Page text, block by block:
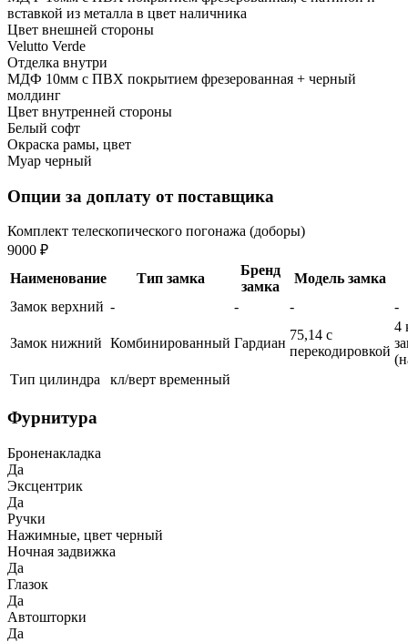
вставкой из металла в цвет наличника
Цвет внешней стороны
Velutto Verde
Отделка внутри
МДФ 10мм с ПВХ покрытием фрезерованная + черный
молдинг
Цвет внутренней стороны
Белый софт
Окраска рамы, цвет
Муар черный
Опции за доплату от поставщика
Комплект телескопического погонажа (доборы)
9000 ₽
Наименование
Тип замка
Бренд
замка
Модель замка
Замок верхний - - - -
Замок нижний Комбинированный Гардиан
75,14 с
перекодировкой
4
Тип цилиндра
кл/верт временный
Фурнитура
Броненакладка
Да
Эксцентрик
Да
Ручки
Нажимные, цвет черный
Ночная задвижка
Да
Глазок
Да
Автошторки
Да